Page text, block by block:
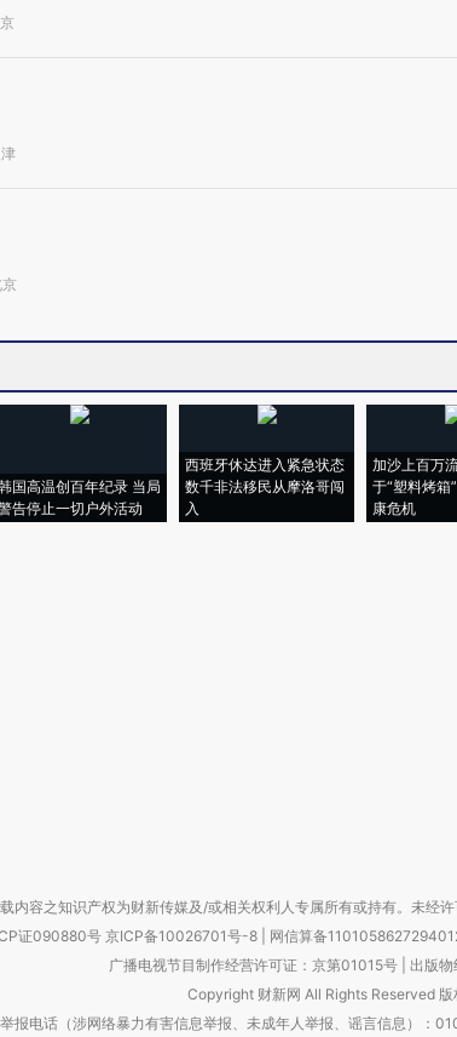
国高温创百年纪录 当局
告停止一切户外活动
西班牙休达进入紧急状态
数千非法移民从摩洛哥闯
入
加沙上百万
于“塑料烤箱
康危机
内容之知识产权为财新传媒及/或相关权利人专属所有或持有。未经
证090880号 京ICP备10026701号-8 网信算备
广播电视节目制作经营许可证：京第01015号| 出版
Copyright 财新网 All Rights Reserved 版
报电话（涉网络暴力有害信息举报、未成年人举报、谣言信息）